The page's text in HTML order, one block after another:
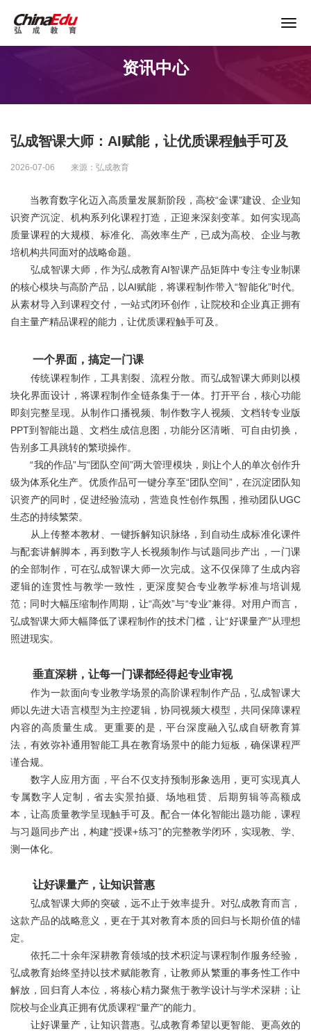
企业培训
继续教育
教育产品
课程资源
关于我们
资讯中心
弘成智课大师：AI赋能，让优质课程触手可及
2026-07-06 来源：弘成教育
当教育数字化迈入高质量发展新阶段，高校“金课”建设、企业知
识资产沉淀、机构系列化课程打造，正迎来深刻变革。如何实现高
质量课程的大规模、标准化、高效率生产，已成为高校、企业与教
培机构共同面对的战略命题。
弘成智课大师，作为弘成教育AI智课产品矩阵中专注专业制课
的核心模块与高阶产品，以AI赋能，将课程制作带入“智能化”时代。
从素材导入到课程交付，一站式闭环创作，让院校和企业真正拥有
自主量产精品课程的能力，让优质课程触手可及。
一个界面，搞定一门课
传统课程制作，工具割裂、流程分散。而弘成智课大师则以模
块化界面设计，将课程制作全链条集于一体。打开平台，核心功能
即刻完整呈现。从制作口播视频、制作数字人视频、文档转专业版
PPT到智能出题、文档生成信息图，功能分区清晰、可自由切换，
告别多工具跳转的繁琐操作。
“我的作品”与“团队空间”两大管理模块，则让个人的单次创作升
级为体系化生产。优质作品可一键分享至“团队空间”，在沉淀团队知
识资产的同时，促进经验流动，营造良性创作氛围，推动团队UGC
生态的持续繁荣。
从上传整本教材、一键拆解知识脉络，到自动生成标准化课件
与配套讲解脚本，再到数字人长视频制作与试题同步产出，一门课
的全部制作，可在弘成智课大师一次完成。这不仅保障了生成内容
逻辑的连贯性与教学一致性，更深度契合专业教学标准与培训规
范；同时大幅压缩制作周期，让“高效”与“专业”兼得。对用户而言，
弘成智课大师大幅降低了课程制作的技术门槛，让“好课量产”从理想
照进现实。
垂直深耕，让每一门课都经得起专业审视
作为一款面向专业教学场景的高阶课程制作产品，弘成智课大
师以先进大语言模型为主控逻辑，协同视频大模型，共同保障课程
内容的高质量生成。更重要的是，平台深度融入弘成自研教育算
法，有效弥补通用智能工具在教育场景中的能力短板，确保课程严
谨合规。
数字人应用方面，平台不仅支持预制形象选用，更可实现真人
专属数字人定制，省去实景拍摄、场地租赁、后期剪辑等高额成
本，让高质量教学呈现触手可及。配合一体化智能出题功能，课程
与习题同步产出，构建“授课+练习”的完整教学闭环，实现教、学、
测一体化。
让好课量产，让知识普惠
弘成智课大师的突破，远不止于效率提升。对弘成教育而言，
这款产品的战略意义，更在于其对教育本质的回归与长期价值的锚
定。
依托二十余年深耕教育领域的技术积淀与课程制作服务经验，
弘成教育始终坚持以技术赋能教育，让教师从繁重的事务性工作中
解放，回归育人本位，将核心精力聚焦于教学设计与学术深耕；让
院校与企业真正拥有优质课程“量产”的能力。
让好课量产，让知识普惠。弘成教育希望以更智能、更高效的